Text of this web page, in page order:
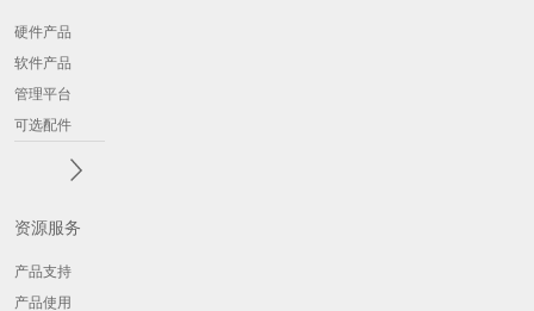
硬件产品
软件产品
管理平台
可选配件
资源服务
产品支持
产品使用